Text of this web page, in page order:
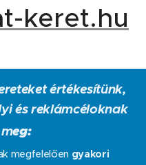
keret.hu
értékesítünk,
és reklámcéloknak
eg:
megfelelően gyakori